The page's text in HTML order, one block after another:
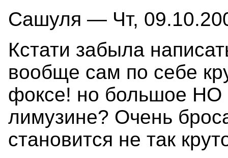
Сашуля — Чт,
Кстати забыла
вообще сам по себе
фоксе! но большое НО
лимузине? Очень
становится не так